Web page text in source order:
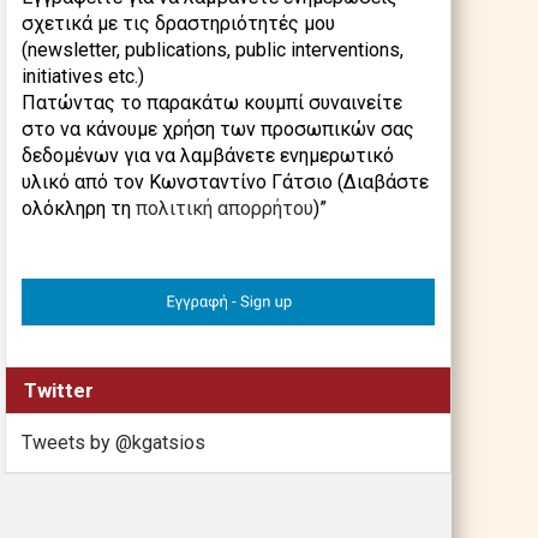
σχετικά με τις δραστηριότητές μου
(newsletter, publications, public interventions,
initiatives etc.)
Πατώντας το παρακάτω κουμπί συναινείτε
στο να κάνουμε χρήση των προσωπικών σας
δεδομένων για να λαμβάνετε ενημερωτικό
υλικό από τον Κωνσταντίνο Γάτσιο (Διαβάστε
ολόκληρη τη πολιτική απορρήτου)”
Twitter
Tweets by @kgatsios